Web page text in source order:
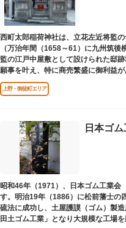
西町太郎稲荷神社は、立花左近将監
（万治年間（1658～61）に九州筑
監の江戸中屋敷として設けられた邸
願事を叶え、特に商売繁盛に御利益
上野・御徒町エリア
日本ゴ
昭和46年（1971）、日本ゴム工業
す。明治19年（1886）に松前藩士の
硫法に成功し、土屋護謨（ゴム）製
田土ゴム工業」となり大規模な工場